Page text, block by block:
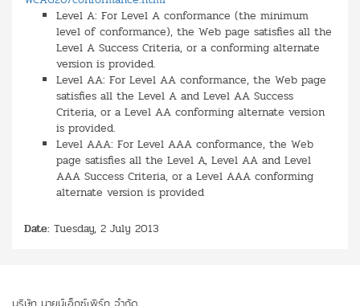
Level A: For Level A conformance (the minimum
level of conformance), the Web page satisfies all the
Level A Success Criteria, or a conforming alternate
version is provided.
Level AA: For Level AA conformance, the Web page
satisfies all the Level A and Level AA Success
Criteria, or a Level AA conforming alternate version
is provided.
Level AAA: For Level AAA conformance, the Web
page satisfies all the Level A, Level AA and Level
AAA Success Criteria, or a Level AAA conforming
alternate version is provided
Date: Tuesday, 2 July 2013